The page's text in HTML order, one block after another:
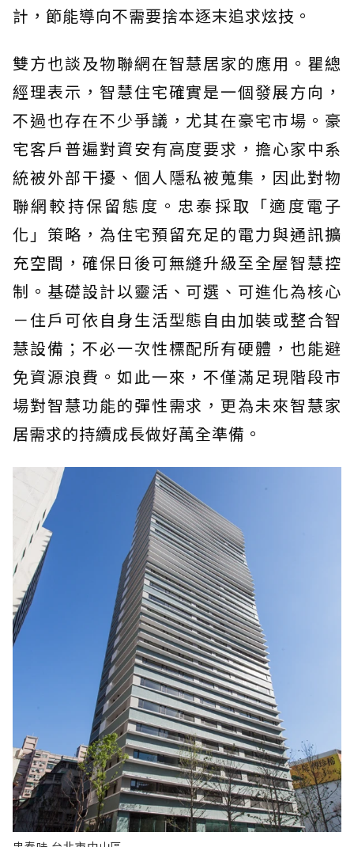
計，節能導向不需要捨本逐末追求炫技。
雙方也談及物聯網在智慧居家的應用。瞿總
經理表示，智慧住宅確實是一個發展方向，
不過也存在不少爭議，尤其在豪宅市場。豪
宅客戶普遍對資安有高度要求，擔心家中系
統被外部干擾、個人隱私被蒐集，因此對物
聯網較持保留態度。忠泰採取「適度電子
化」策略，為住宅預留充足的電力與通訊擴
充空間，確保日後可無縫升級至全屋智慧控
制。基礎設計以靈活、可選、可進化為核心
－住戶可依自身生活型態自由加裝或整合智
慧設備；不必一次性標配所有硬體，也能避
免資源浪費。如此一來，不僅滿足現階段市
場對智慧功能的彈性需求，更為未來智慧家
居需求的持續成長做好萬全準備。